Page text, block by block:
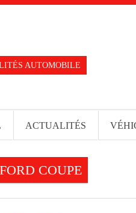
ACTUALITÉS
COUPE
AUTOMOBILE